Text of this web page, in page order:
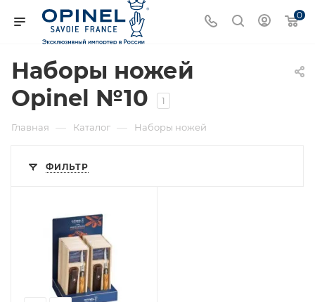
0
Наборы ножей
Opinel №10
1
Главная — Каталог — Наборы ножей
ФИЛЬТР